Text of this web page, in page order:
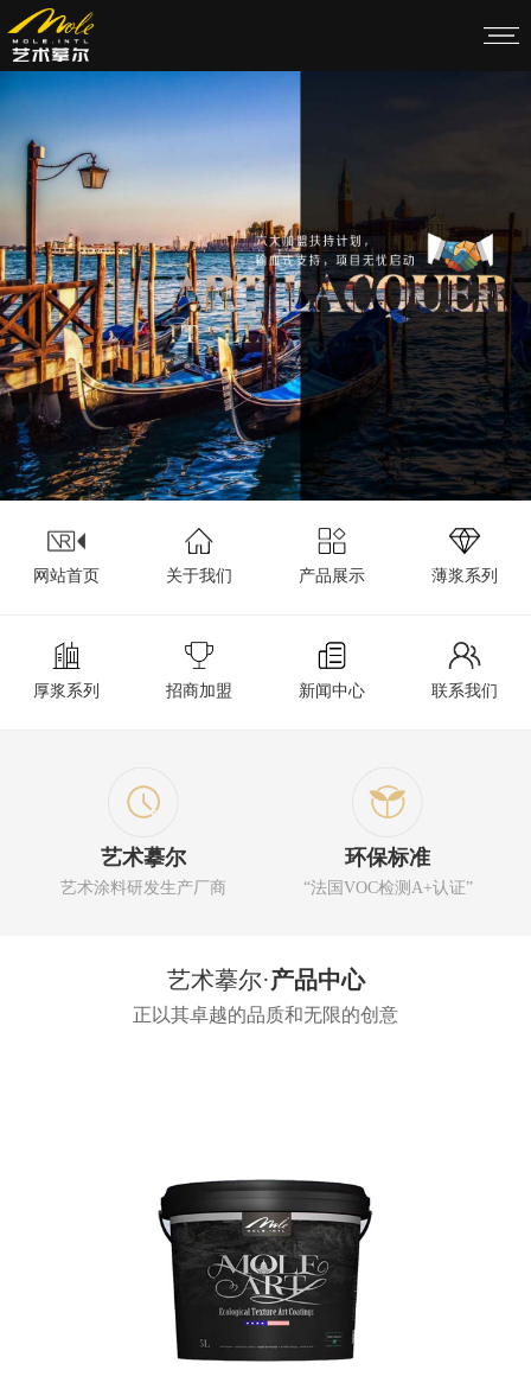
网站首页 关于我们 产品展示 薄浆系列
厚浆系列 招商加盟 新闻中心 联系我们
艺术摹尔
艺术涂料研发生产厂商
环保标准
“法国VOC检测A+认证”
艺术摹尔·产品中心
正以其卓越的品质和无限的创意